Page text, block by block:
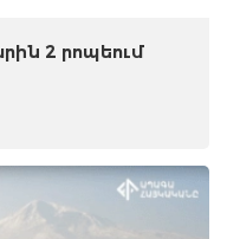
2 րոպեում